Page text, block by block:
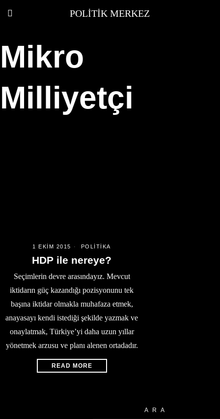
POLITIK MERKEZ
Mikro
Milliyetçi
1 EKIM 2015 POLITIKA
HDP ile nereye?
Seçimlerin devre arasındayız. Mevcut
iktidarın güç kazandığı pozisyonunu tek
başına iktidar olmakla muhafaza etmek,
anayasayı kendi istediği şekilde yazmak ve
onaylatmak, Türkiye’yi daha uzun yıllar
yönetmek arzusu ve planı alenen ortadadır.
READ MORE
ARA